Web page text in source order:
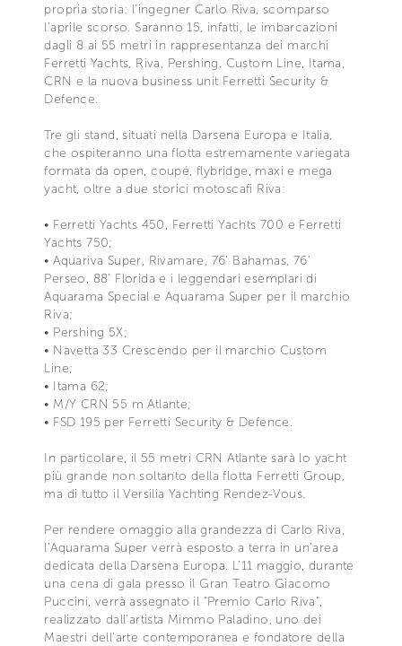
propria storia: l’ingegner Carlo Riva, scomparso
l’aprile scorso. Saranno 15, infatti, le imbarcazioni
dagli 8 ai 55 metri in rappresentanza dei marchi
Ferretti Yachts, Riva, Pershing, Custom Line, Itama,
CRN e la nuova business unit Ferretti Security &
Defence.
Tre gli stand, situati nella Darsena Europa e Italia,
che ospiteranno una flotta estremamente variegata
formata da open, coupé, flybridge, maxi e mega
yacht, oltre a due storici motoscafi Riva:
• Ferretti Yachts 450, Ferretti Yachts 700 e Ferretti
Yachts 750;
• Aquariva Super, Rivamare, 76’ Bahamas, 76’
Perseo, 88’ Florida e i leggendari esemplari di
Aquarama Special e Aquarama Super per il marchio
Riva;
• Pershing 5X;
• Navetta 33 Crescendo per il marchio Custom
Line;
• Itama 62;
• M/Y CRN 55 m Atlante;
• FSD 195 per Ferretti Security & Defence.
In particolare, il 55 metri CRN Atlante sarà lo yacht
più grande non soltanto della flotta Ferretti Group,
ma di tutto il Versilia Yachting Rendez-Vous.
Per rendere omaggio alla grandezza di Carlo Riva,
l’Aquarama Super verrà esposto a terra in un’area
dedicata della Darsena Europa. L’11 maggio, durante
una cena di gala presso il Gran Teatro Giacomo
Puccini, verrà assegnato il “Premio Carlo Riva”,
realizzato dall’artista Mimmo Paladino, uno dei
Maestri dell’arte contemporanea e fondatore della